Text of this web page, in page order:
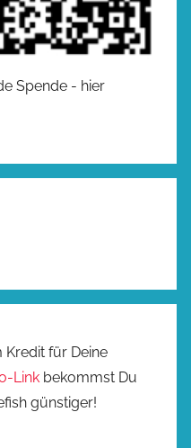
Spende - hier
Kredit für Deine
Link bekommst Du
günstiger!